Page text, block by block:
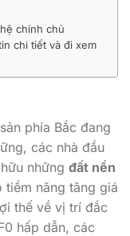
chính chủ
chi tiết và đi xem
phía Bắc đang
các nhà đầu
những đất nền
năng tăng giá
thế về vị trí đắc
hấp dẫn, các